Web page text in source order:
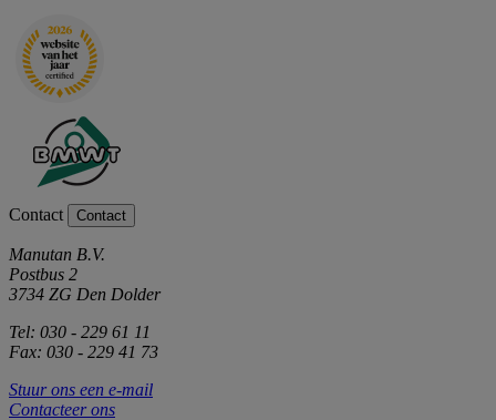
Contact Contact
Manutan B.V.
Postbus 2
3734 ZG Den Dolder
Tel: 030 - 229 61 11
Fax: 030 - 229 41 73
Stuur ons een e-mail
Contacteer ons